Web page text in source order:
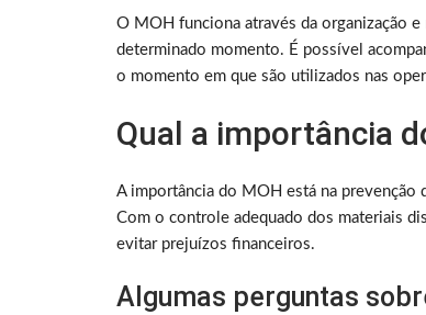
O MOH funciona através da organização
determinado momento. É possível
o momento em que são utilizados nas
Qual a importância
A importância do MOH está na prevenção
Com o controle adequado dos materiais
evitar prejuízos financeiros.
Algumas perguntas